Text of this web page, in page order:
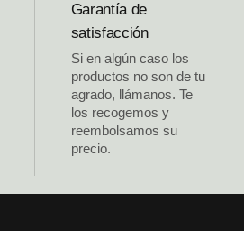
Garantía de
satisfacción
Si en algún caso los
productos no son de tu
agrado, llámanos. Te
los recogemos y
reembolsamos su
precio.